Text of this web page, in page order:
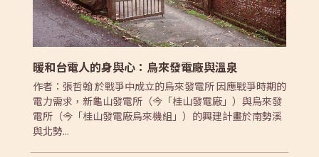
暖和台電人的身與心：烏來發電廠與溫泉
作者：張哲翰 於戰爭中成立的烏來發電所 因應戰爭時期的
電力需求，新龜山發電所（今「桂山發電廠」）與烏來發
電所（今「桂山發電廠烏來機組」）的興建計畫於南勢溪
與北勢...